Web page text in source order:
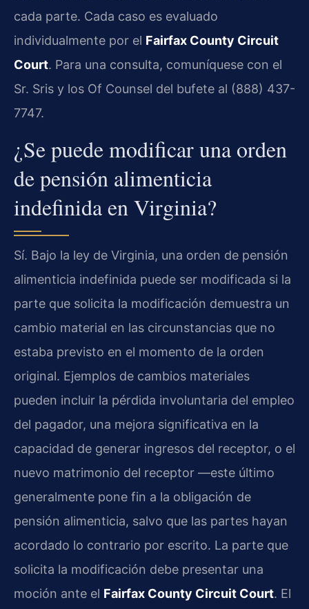
cada parte. Cada caso es evaluado
individualmente por el Fairfax County Circuit
Court. Para una consulta, comuníquese con el
Sr. Sris y los Of Counsel del bufete al (888) 437-
7747.
¿Se puede modificar una orden
de pensión alimenticia
indefinida en Virginia?
Sí. Bajo la ley de Virginia, una orden de pensión
alimenticia indefinida puede ser modificada si la
parte que solicita la modificación demuestra un
cambio material en las circunstancias que no
estaba previsto en el momento de la orden
original. Ejemplos de cambios materiales
pueden incluir la pérdida involuntaria del empleo
del pagador, una mejora significativa en la
capacidad de generar ingresos del receptor, o el
nuevo matrimonio del receptor —este último
generalmente pone fin a la obligación de
pensión alimenticia, salvo que las partes hayan
acordado lo contrario por escrito. La parte que
solicita la modificación debe presentar una
moción ante el Fairfax County Circuit Court. El